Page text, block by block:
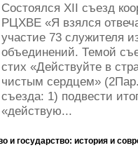
Состоялся XII съезд
РЦХВЕ «Я взялся
участие 73 служителя
объединений. Темой
стих «Действуйте в
чистым сердцем»
съезда: 1) подвести
«действую...
и государство: история и